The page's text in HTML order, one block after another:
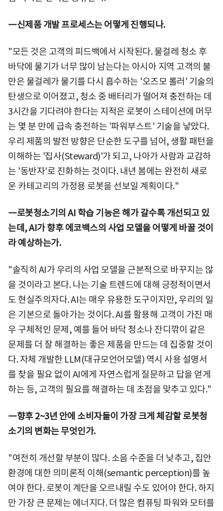
―신제품 개발 프로세스는 어떻게 진행되나.
"모든 것은 고객의 피드백에서 시작된다. 물걸레 청소 후
바닥에 물기가 너무 많이 남는다는 아시아 지역 고객의 불
만은 물걸레가 물기를 다시 흡수하는 '오즈모 롤러' 기술의
탄생으로 이어졌고, 청소 중 배터리가 떨어져 충전하는 데
3시간을 기다려야 한다는 지적은 로봇이 스테이션에 머무
는 몇 분 만에 급속 충전하는 '파워부스트' 기술을 낳았다.
우리 제품의 발전 방향은 단순한 도구를 넘어, 생활 패턴을
이해하는 '집사(Steward)'가 되고, 나아가 사람과 교감하
는 '동반자'로 진화하는 것이다. 내년 봄에는 완전히 새로
운 카테고리의 가정용 로봇을 선보일 계획이다."
―로봇청소기의 AI 학습 기능은 해가 갈수록 개선되고 있
는데, AI가 향후 에코백스의 사업 모델을 어떻게 바꿀 것이
라 예상하는가.
"솔직히 AI가 우리의 사업 모델을 근본적으로 바꾸지는 않
을 것이라고 본다. 나는 기술 트렌드에 대해 긍정적이면서
도 현실주의자다. AI는 매우 유용한 도구이지만, 우리의 일
은 기본으로 돌아가는 것이다. AI를 활용해 고객이 가진 매
우 구체적인 문제, 예를 들어 바닥 청소나 잔디깎이 같은
문제를 더 잘 해결하는 좋은 제품을 만드는 데 집중할 것이
다. 자체 개발한 LLM(대규모언어모델) 역시 사용 설명서
를 찾을 필요 없이 AI에게 자연스럽게 질문하고 답을 얻게
하는 등, 고객의 필요를 해결하는 데 초점을 맞추고 있다."
―향후 2~3년 안에 소비자들이 가장 크게 체감할 로봇청
소기의 변화는 무엇인가.
"여전히 개선할 부분이 많다. 소음 수준을 더 낮추고, 집안
환경에 대한 의미론적 이해(semantic perception)를 높
여야 한다. 로봇이 계단을 오르내릴 수도 있어야 한다. 하지
만 가장 큰 문제는 에너지다. 더 많은 컴퓨팅 파워와 모터를